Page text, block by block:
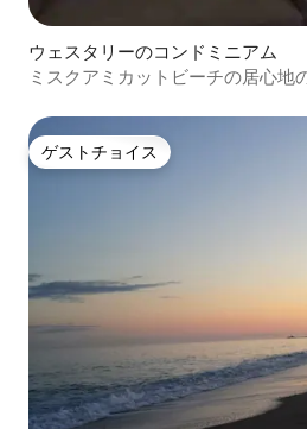
ウェスタリーのコンドミニアム
ミスクアミカットビーチの居心地
ゲストチョイス
ゲストチョイス